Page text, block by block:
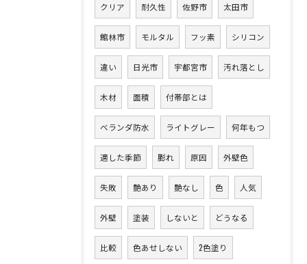
クリア 耐久性 佐野市 太田市
館林市 モルタル フッ素 シリコン
違い 日光市 宇都宮市 汚れ落とし
木材 面積 付帯部とは
ベランダ防水 ライトグレー 何年もつ
適した季節 膨れ 原因 外壁色
失敗 艶あり 艶なし 色 人気
外壁 塗装 しないと どうなる
比較 色あせしない 2色塗り